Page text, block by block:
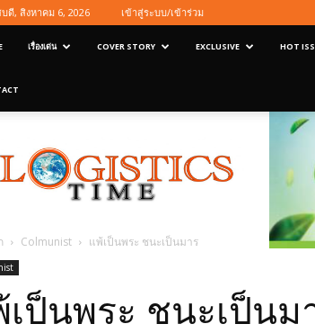
ดี, สิงหาคม 6, 2026 เข้าสู่ระบบ/เข้าร่วม
เรื่องเด่น COVER STORY EXCLUSIVE HOT
Magazine
Colmunist แพ้เป็นพระ ชนะเป็นมาร
เป็นพระ ชนะเป็นม